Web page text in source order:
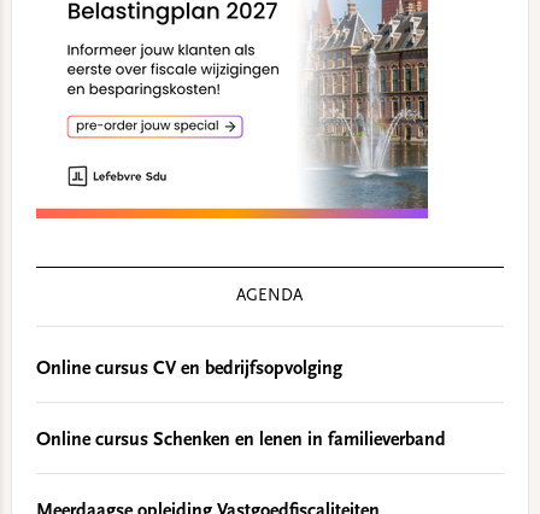
AGENDA
Online cursus CV en bedrijfsopvolging
Online cursus Schenken en lenen in familieverband